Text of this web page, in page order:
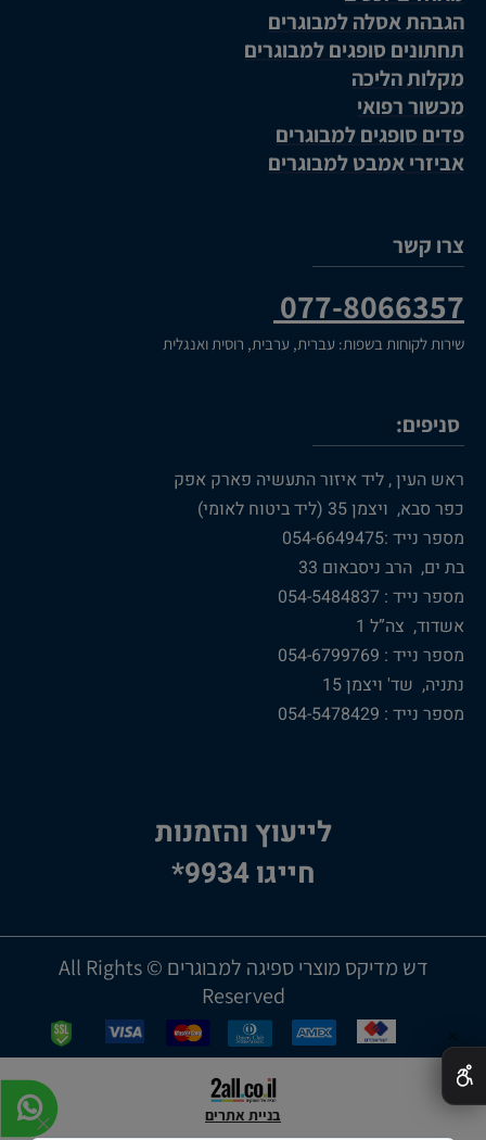
הגבהת אסלה למבוגרים
תחתונים סופגים למבוגרים
מקלות הליכה
מכשור רפואי
פדים סופגים למבוגרים
אביזרי אמבט למבוגרים
צרו קשר
077-8066357
שירות לקוחות בשפות: עברית, ערבית, רוסית ואנגלית
סניפים:
ראש העין , ליד איזור התעשיה פארק אפק
כפר סבא, ויצמן 35 (ליד ביטוח לאומי)
מספר נייד :054-6649475
בת ים, הרב ניסבאום 33
מספר נייד : 054-5484837
אשדוד, צה”ל 1
מספר נייד : 054-6799769
נתניה, שד' ויצמן 15
מספר נייד : 054-5478429
לייעוץ והזמנות
חייגו 9934*
דש מדיקס מוצרי ספיגה למבוגרים © All Rights
Reserved
בניית אתרים